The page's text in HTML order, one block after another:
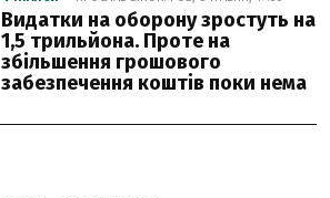
Видатки на оборону зростуть на
1,5 трильйона. Проте на
збільшення грошового
забезпечення коштів поки нема